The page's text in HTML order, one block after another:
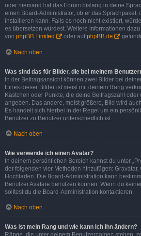
oder niemand hat das Forum bislang in deine
einen Board-Administrator, ob er das Sprachpaket,
installieren kann. Falls es noch nicht existiert,
es übersetzen würdest. Weitere Informationen
von phpBB Limited oder aufphpBB.de
Nach oben
Was sind das für Bilder, die bei meinem
In der Beitragsansicht können zwei Bilder bei
Eines dieser Bilder ist meist mit deinem Rang
Kästchen oder Punkte, die deine Beitragszahl oder
angeben. Das andere, meist größere, Bild wird
Es handelt sich hierbei in der Regel um ein
Benutzer zu Benutzer unterschiedlich ist.
Nach oben
Wie verwende ich einen Avatar?
In deinem persönlichen Bereich kannst du unter
der folgenden vier Methoden hinzufügen: Gravatar,
Hochladen. Die Board-Administration kann
Benutzer Avatare benutzen können. Wenn du
solltest du die Board-Administration kontaktieren.
Nach oben
Was ist mein Rang und wie kann ich ihn ändern?
Ränge, die unter deinem Benutzernamen stehen,